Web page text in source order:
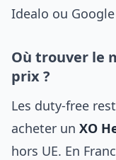
Idealo ou
Où trouver le
prix ?
Les duty-free
acheter un XO
hors UE. En